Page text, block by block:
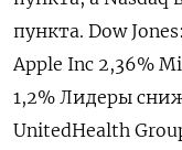
пункта. Dow
Apple ⁠Inc 2,36%
1,2% Лидеры
UnitedHealth